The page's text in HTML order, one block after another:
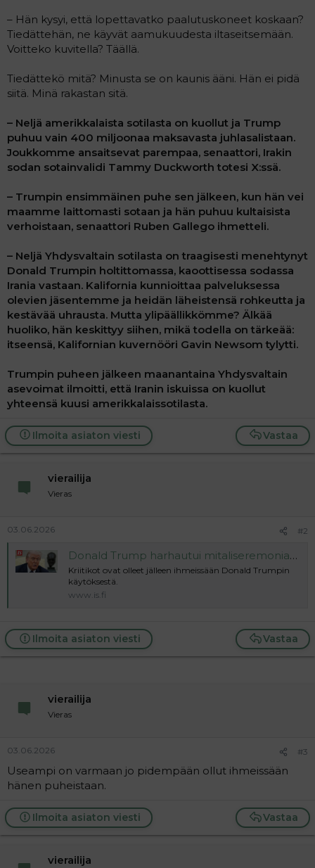
– Hän kysyi, että lopettavatko paalutuskoneet koskaan?
Tiedättehän, ne käyvät aamukuudesta iltaseitsemään.
Voitteko kuvitella? Täällä.
Tiedättekö mitä? Minusta se on kaunis ääni. Hän ei pidä
siitä. Minä rakastan sitä.
– Neljä amerikkalaista sotilasta on kuollut ja Trump
puhuu vain 400 miljoonaa maksavasta juhlasalistaan.
Joukkomme ansaitsevat parempaa, senaattori, Irakin
sodan sotainvalidi Tammy Duckworth totesi X:ssä.
– Trumpin ensimmäinen puhe sen jälkeen, kun hän vei
maamme laittomasti sotaan ja hän puhuu kultaisista
verhoistaan, senaattori Ruben Gallego ihmetteli.
– Neljä Yhdysvaltain sotilasta on traagisesti menehtynyt
Donald Trumpin holtittomassa, kaoottisessa sodassa
Irania vastaan. Kalifornia kunnioittaa palveluksessa
olevien jäsentemme ja heidän läheistensä rohkeutta ja
kestävää uhrausta. Mutta ylipäällikkömme? Älkää
huoliko, hän keskittyy siihen, mikä todella on tärkeää:
itseensä, Kalifornian kuvernööri Gavin Newsom tylytti.
Trumpin puheen jälkeen maanantaina Yhdysvaltain
asevoimat ilmoitti, että Iranin iskuissa on kuollut
yhteensä kuusi amerikkalaissotilasta.
Vastaa
Ilmoita asiaton viesti
vierailija
Vieras
03.06.2026 #2
Donald Trump harhautui mitaliseremoniassa – keskittyi kehumaan verhojaan
Kriitikot ovat olleet jälleen ihmeissään Donald Trumpin
käytöksestä.
www.is.fi
Vastaa
Ilmoita asiaton viesti
vierailija
Vieras
03.06.2026 #3
Useampi on varmaan jo pidempään ollut ihmeissään
hänen puheistaan.
Vastaa
Ilmoita asiaton viesti
vierailija